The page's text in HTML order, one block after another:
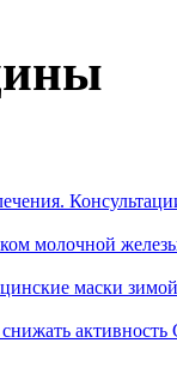
молочной
маски зимой